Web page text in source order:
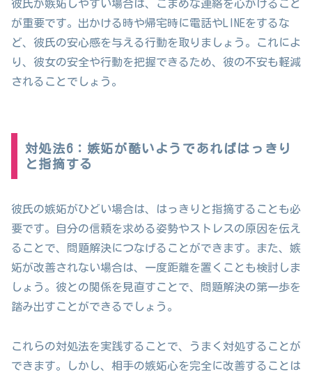
彼氏が嫉妬しやすい場合は、こまめな連絡を心がけること
が重要です。出かける時や帰宅時に電話やLINEをするな
ど、彼氏の安心感を与える行動を取りましょう。これによ
り、彼女の安全や行動を把握できるため、彼の不安も軽減
されることでしょう。
対処法6：嫉妬が酷いようであればはっきり
と指摘する
彼氏の嫉妬がひどい場合は、はっきりと指摘することも必
要です。自分の信頼を求める姿勢やストレスの原因を伝え
ることで、問題解決につなげることができます。また、嫉
妬が改善されない場合は、一度距離を置くことも検討しま
しょう。彼との関係を見直すことで、問題解決の第一歩を
踏み出すことができるでしょう。
これらの対処法を実践することで、うまく対処することが
できます。しかし、相手の嫉妬心を完全に改善することは